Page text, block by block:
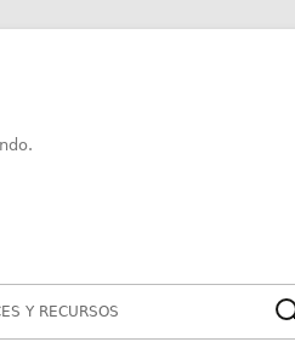
Y RECURSOS